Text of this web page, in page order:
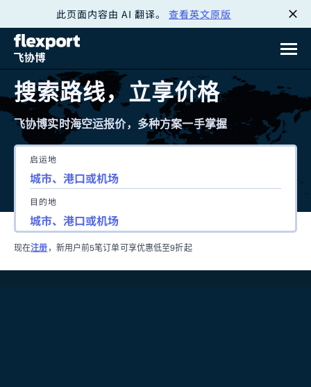
此页面内容由 AI 翻译。 查看英文原版
搜索路线，立享价格
飞协博实时海空运报价，多种方案一手掌握
启运地
目的地
现在注册 ，新用户前5笔订单可享优惠低至9折起